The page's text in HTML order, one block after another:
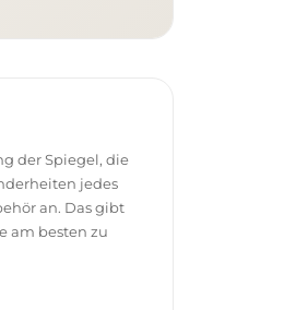
der Spiegel, die
jedes
an. Das gibt
am besten zu